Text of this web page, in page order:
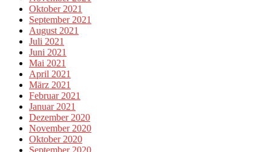
Oktober 2021
September 2021
August 2021
Juli 2021
Juni 2021
Mai 2021
April 2021
März 2021
Februar 2021
Januar 2021
Dezember 2020
November 2020
Oktober 2020
September 2020